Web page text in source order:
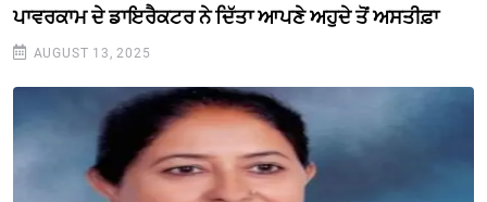
ਪਾਵਰਕਾਮ ਦੇ ਡਾਇਰੈਕਟਰ ਨੇ ਦਿੱਤਾ ਆਪਣੇ ਅਹੁਦੇ ਤੋਂ ਅਸਤੀਫ਼ਾ
AUGUST 13, 2025